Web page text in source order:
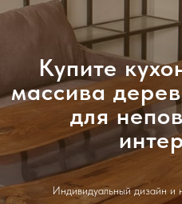
Купите
массива
для
Индивидуальный дизайн и